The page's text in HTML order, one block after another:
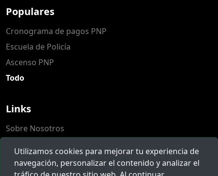
Populares
Cronograma de pagos PNP
Escuela de Policía
Ascenso PNP
Todo
Links
Sobre Nosotros
Herramientas
Utilizamos cookies para mejorar tu experiencia de
navegación, personalizar el contenido y analizar el